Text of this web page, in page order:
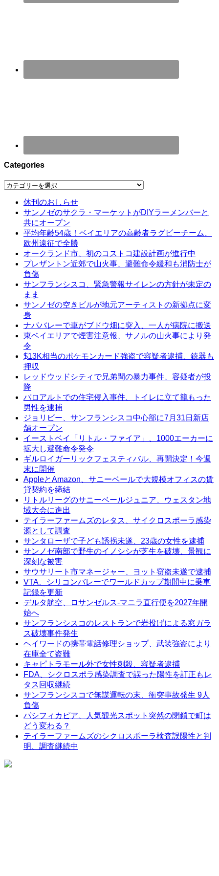
Categories
Categories
休刊のおしらせ
サンノゼのサクラ・マーケットがDIYラーメンバーと
共にオープン
平均年齢54歳！ベイエリアの高齢者ラグビーチーム、
欧州遠征で全勝
オークランド市、初のコストコ建設計画が進行中
プレザントン近郊で山火事、避難命令緩和も消防士が
負傷
サンフランシスコ、緊急警報サイレンの方針が未定の
まま
サンノゼの空きビルが地元アーティストの新拠点に変
身
ナパバレーで車がブドウ畑に突入、一人が病院に搬送
東ベイエリアで煙害注意報、サノルの山火事により発
令
$13K相当のポケモンカード強盗で容疑者逮捕、銃器も
押収
レッドウッドシティで兄弟間の暴力事件、容疑者が投
降
パロアルトでの住宅侵入事件、トイレに立て籠もった
男性を逮捕
ジョリビー、サンフランシスコ中心部に7月31日新店
舗オープン
イーストベイ「リトル・ファイア」、1000エーカーに
拡大し避難命令発令
ギルロイガーリックフェスティバル、再開決定！今週
末に開催
AppleとAmazon、サニーベールで大規模オフィスの賃
貸契約を締結
リトルリーグのサニーベールジュニア、ウェスタン地
域大会に進出
テイラーファームズのレタス、サイクロスポーラ感染
源として調査
サンタローザで子ども誘拐未遂、23歳の女性を逮捕
サンノゼ南部で野生のイノシシが芝生を破壊、景観に
深刻な被害
サウサリート市マネージャー、ヨット窃盗未遂で逮捕
VTA、シリコンバレーでワールドカップ期間中に乗車
記録を更新
デルタ航空、ロサンゼルス-マニラ直行便を2027年開
始へ
サンフランシスコのレストランで岩投げによる窓ガラ
ス破壊事件発生
ヘイワードの携帯電話修理ショップ、武装強盗により
在庫全て盗難
キャピトラモール外で女性刺殺、容疑者逮捕
FDA、シクロスポラ感染調査で誤った陽性を訂正もレ
タス回収継続
サンフランシスコで無謀運転の末、衝突事故発生 9人
負傷
パシフィカピア、人気観光スポット突然の閉鎖で町は
どう変わる？
テイラーファームズのシクロスポーラ検査誤陽性と判
明、調査継続中